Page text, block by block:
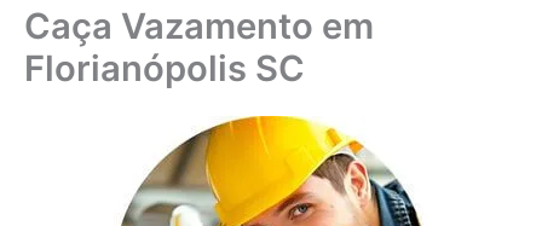
Caça Vazamento em
Florianópolis SC